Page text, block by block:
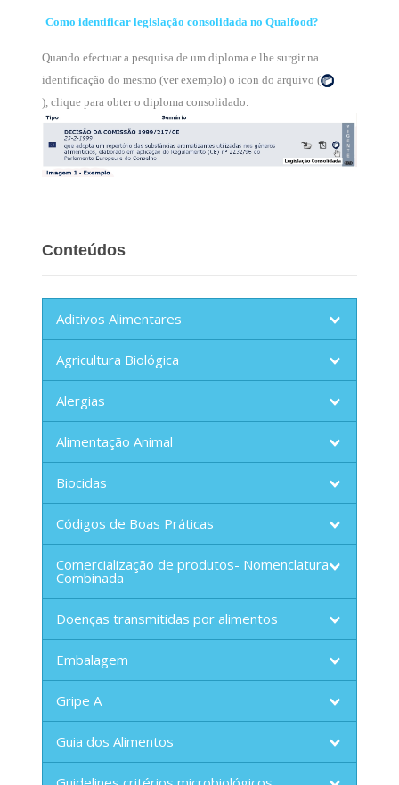
Como identificar legislação consolidada no Qualfood?
Quando efectuar a pesquisa de um diploma e lhe surgir na
identificação do mesmo (ver exemplo) o icon do arquivo (
), clique para obter o diploma consolidado.
Conteúdos
Aditivos Alimentares
Agricultura Biológica
Alergias
Alimentação Animal
Biocidas
Códigos de Boas Práticas
Comercialização de produtos- Nomenclatura
Combinada
Doenças transmitidas por alimentos
Embalagem
Gripe A
Guia dos Alimentos